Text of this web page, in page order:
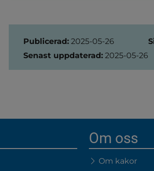
Sidinformation
Publicerad: 2025-05-26
Senast uppdaterad: 2025-05-26
Om oss
Om kakor